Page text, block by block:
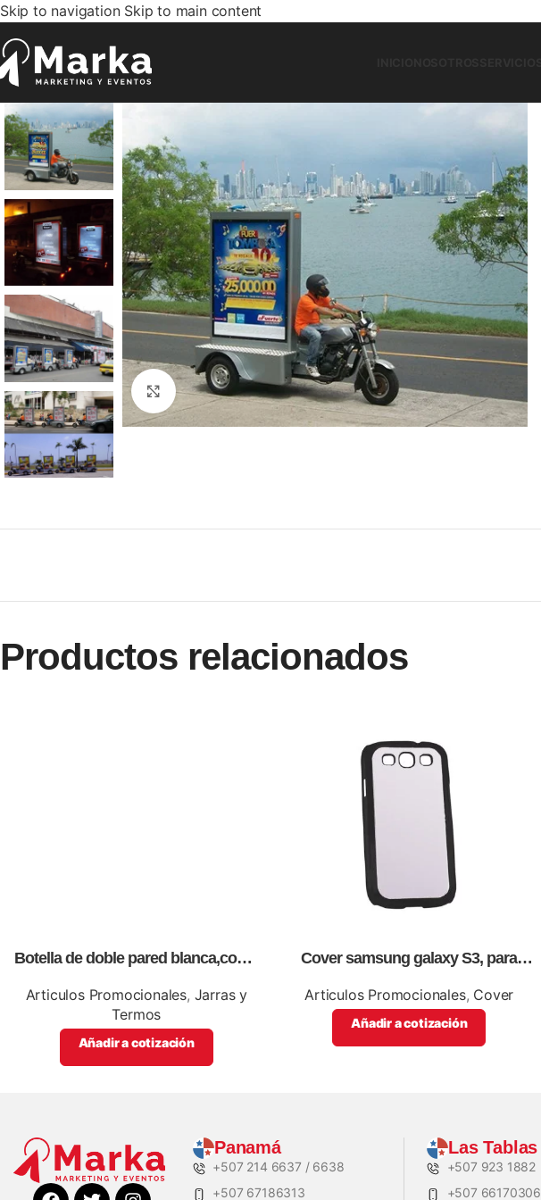
Skip to navigation Skip to main content
Clic para ampliar
Productos relacionados
Botella de doble pared blanca,como
Articulos Promocionales, Jarras y
Termos
Añadir a cotización
Cover samsung galaxy S3, para
Articulos Promocionales, Cover
Añadir a cotización
Panamá
+507 214 6637 / 6638
+507 67186313
Las Tablas
+507 923 1882
+507 66170306